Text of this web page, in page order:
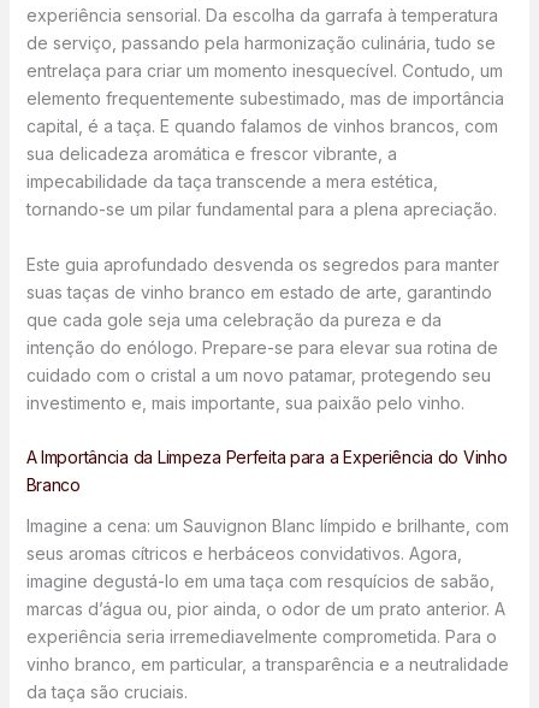
experiência sensorial. Da escolha da garrafa à temperatura
de serviço, passando pela harmonização culinária, tudo se
entrelaça para criar um momento inesquecível. Contudo, um
elemento frequentemente subestimado, mas de importância
capital, é a taça. E quando falamos de vinhos brancos, com
sua delicadeza aromática e frescor vibrante, a
impecabilidade da taça transcende a mera estética,
tornando-se um pilar fundamental para a plena apreciação.
Este guia aprofundado desvenda os segredos para manter
suas taças de vinho branco em estado de arte, garantindo
que cada gole seja uma celebração da pureza e da
intenção do enólogo. Prepare-se para elevar sua rotina de
cuidado com o cristal a um novo patamar, protegendo seu
investimento e, mais importante, sua paixão pelo vinho.
A Importância da Limpeza Perfeita para a Experiência do Vinho
Branco
Imagine a cena: um Sauvignon Blanc límpido e brilhante, com
seus aromas cítricos e herbáceos convidativos. Agora,
imagine degustá-lo em uma taça com resquícios de sabão,
marcas d’água ou, pior ainda, o odor de um prato anterior. A
experiência seria irremediavelmente comprometida. Para o
vinho branco, em particular, a transparência e a neutralidade
da taça são cruciais.